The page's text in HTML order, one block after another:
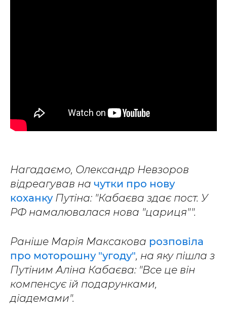
Нагадаємо, Олександр Невзоров
відреагував на чутки про нову
коханкуПутіна: "Кабаєва здає пост. У
РФ намалювалася нова "цариця"".
Раніше Марія Максакова розповіла
про моторошну "угоду", на яку пішла з
Путіним Аліна Кабаєва: "Все це він
компенсує їй подарунками,
діадемами".